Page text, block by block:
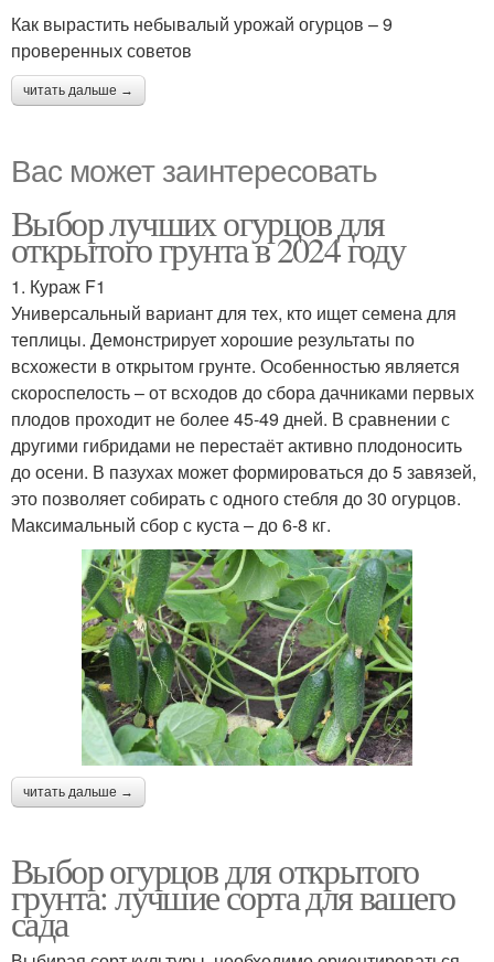
Как вырастить небывалый урожай огурцов – 9
проверенных советов
читать дальше →
Вас может заинтересовать
Выбор лучших огурцов для
открытого грунта в 2024 году
1. Кураж F1
Универсальный вариант для тех, кто ищет семена для
теплицы. Демонстрирует хорошие результаты по
всхожести в открытом грунте. Особенностью является
скороспелость – от всходов до сбора дачниками первых
плодов проходит не более 45-49 дней. В сравнении с
другими гибридами не перестаёт активно плодоносить
до осени. В пазухах может формироваться до 5 завязей,
это позволяет собирать с одного стебля до 30 огурцов.
Максимальный сбор с куста – до 6-8 кг.
читать дальше →
Выбор огурцов для открытого
грунта: лучшие сорта для вашего
сада